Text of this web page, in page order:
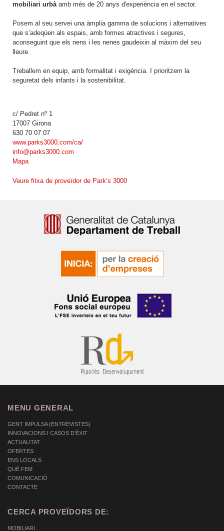
mobiliari urbàamb més de 20 anys d'experiència en el sector.
Posem al seu servei una àmplia gamma de solucions i alternatives
que s’adeqüen als espais, amb formes atractives i segures,
aconseguint que els nens i les nenes gaudeixin al màxim del seu
lleure.
Treballem en equip, amb formalitat i exigència. I prioritzem la
seguretat dels infants i la sostenibilitat.
c/ Pedret nº 1
17007 Girona
630 70 07 07
www.parks3000.com/ca/
info@parks3000.com
Mapa
Veure fitxa de proveïdor de Park’s 3000
MENU GENERAL
GENT IMPULSA (ENTREVISTES)
INNOVACIONS I CASOS D'ÈXIT
ACTUALITAT
OFERTES
ENS LOCALS
QUÈ FEM
COMUNICACIÓ
CONTACTE
CERCA PROVEÏDORS DE:
MOBILIARI